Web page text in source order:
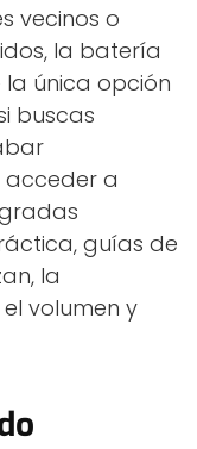
vecinos o
la batería
única opción
buscas
a
guías de
la
volumen y